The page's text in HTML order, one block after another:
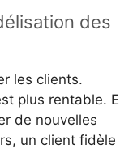
des
les clients.
plus rentable.
de nouvelles
un client fidèle